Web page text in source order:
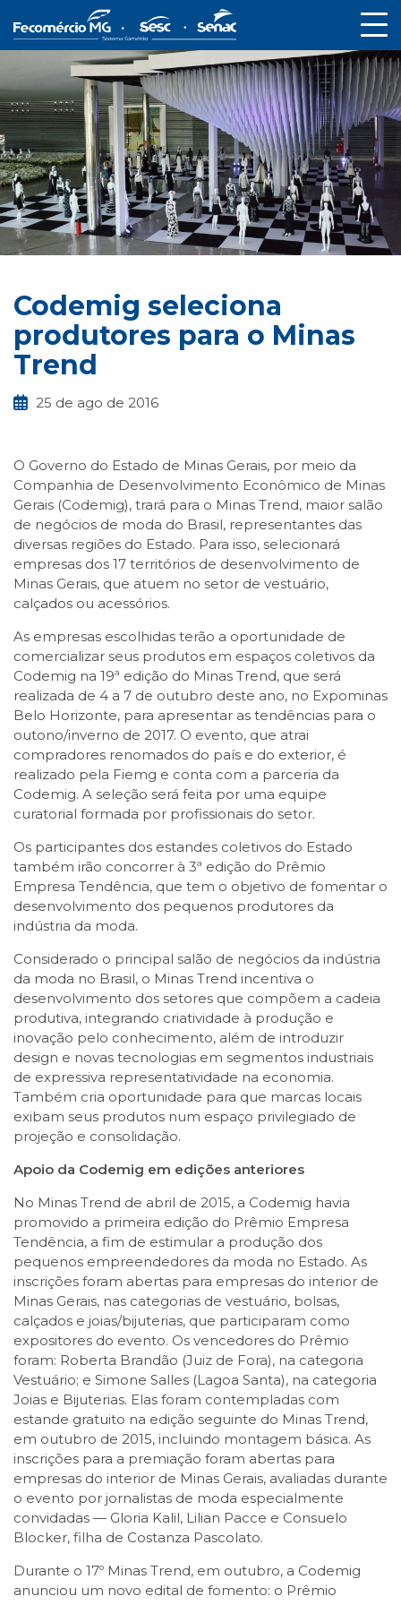
Codemig seleciona
produtores para o Minas
Trend
25 de ago de 2016
O Governo do Estado de Minas Gerais, por meio da
Companhia de Desenvolvimento Econômico de Minas
Gerais (Codemig), trará para o Minas Trend, maior salão
de negócios de moda do Brasil, representantes das
diversas regiões do Estado. Para isso, selecionará
empresas dos 17 territórios de desenvolvimento de
Minas Gerais, que atuem no setor de vestuário,
calçados ou acessórios.
As empresas escolhidas terão a oportunidade de
comercializar seus produtos em espaços coletivos da
Codemig na 19ª edição do Minas Trend, que será
realizada de 4 a 7 de outubro deste ano, no Expominas
Belo Horizonte, para apresentar as tendências para o
outono/inverno de 2017. O evento, que atrai
compradores renomados do país e do exterior, é
realizado pela Fiemg e conta com a parceria da
Codemig. A seleção será feita por uma equipe
curatorial formada por profissionais do setor.
Os participantes dos estandes coletivos do Estado
também irão concorrer à 3ª edição do Prêmio
Empresa Tendência, que tem o objetivo de fomentar o
desenvolvimento dos pequenos produtores da
indústria da moda.
Considerado o principal salão de negócios da indústria
da moda no Brasil, o Minas Trend incentiva o
desenvolvimento dos setores que compõem a cadeia
produtiva, integrando criatividade à produção e
inovação pelo conhecimento, além de introduzir
design e novas tecnologias em segmentos industriais
de expressiva representatividade na economia.
Também cria oportunidade para que marcas locais
exibam seus produtos num espaço privilegiado de
projeção e consolidação.
Apoio da Codemig em edições anteriores
No Minas Trend de abril de 2015, a Codemig havia
promovido a primeira edição do Prêmio Empresa
Tendência, a fim de estimular a produção dos
pequenos empreendedores da moda no Estado. As
inscrições foram abertas para empresas do interior de
Minas Gerais, nas categorias de vestuário, bolsas,
calçados e joias/bijuterias, que participaram como
expositores do evento. Os vencedores do Prêmio
foram: Roberta Brandão (Juiz de Fora), na categoria
Vestuário; e Simone Salles (Lagoa Santa), na categoria
Joias e Bijuterias. Elas foram contempladas com
estande gratuito na edição seguinte do Minas Trend,
em outubro de 2015, incluindo montagem básica. As
inscrições para a premiação foram abertas para
empresas do interior de Minas Gerais, avaliadas durante
o evento por jornalistas de moda especialmente
convidadas — Gloria Kalil, Lilian Pacce e Consuelo
Blocker, filha de Costanza Pascolato.
Durante o 17º Minas Trend, em outubro, a Codemig
anunciou um novo edital de fomento: o Prêmio